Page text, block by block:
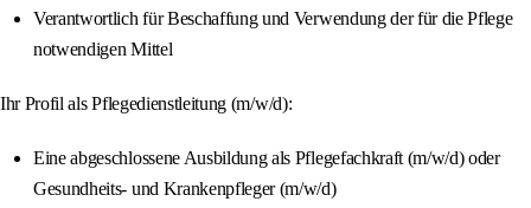
Verantwortlich für Beschaffung und Verwendung der für die Pflege
notwendigen Mittel
Ihr Profil als Pflegedienstleitung (m/w/d):
Eine abgeschlossene Ausbildung als Pflegefachkraft (m/w/d) oder
Gesundheits- und Krankenpfleger (m/w/d)